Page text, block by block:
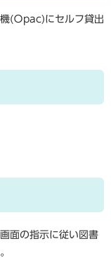
(Ｏpac)にセルフ貸出
面の指示に従い図書